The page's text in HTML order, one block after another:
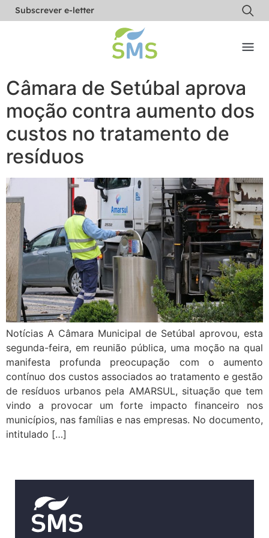
Subscrever e-letter
Câmara de Setúbal aprova
moção contra aumento dos
custos no tratamento de
resíduos
Notícias A Câmara Municipal de Setúbal aprovou, esta
segunda-feira, em reunião pública, uma moção na qual
manifesta profunda preocupação com o aumento
contínuo dos custos associados ao tratamento e gestão
de resíduos urbanos pela AMARSUL, situação que tem
vindo a provocar um forte impacto financeiro nos
municípios, nas famílias e nas empresas. No documento,
intitulado […]